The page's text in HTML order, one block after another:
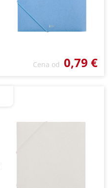
Cena od 0,79 €